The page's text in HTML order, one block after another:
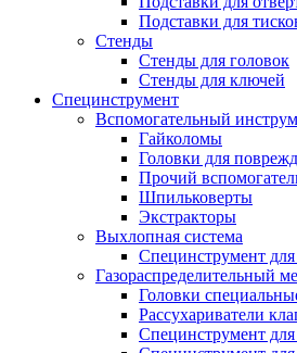
Подставки для
Стенды
Стенды для головок
Стенды для ключей
Специнструмент
Вспомогательный
Гайколомы
Головки для
Прочий
Шпильковерты
Экстракторы
Выхлопная система
Специнструмент
Газораспределительный
Головки
Рассухариватели
Специнструмент